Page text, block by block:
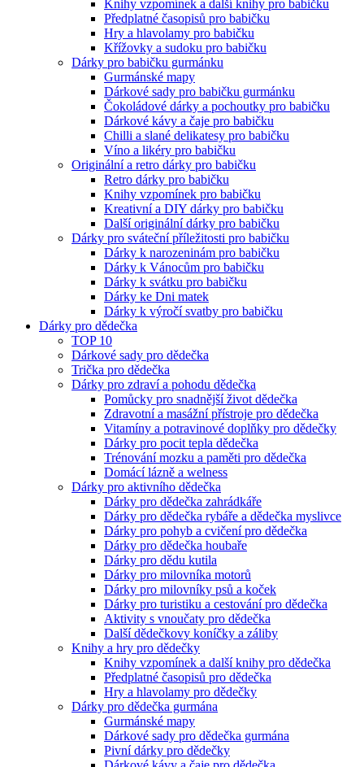
Knihy vzpomínek a další knihy pro babičku
Předplatné časopisů pro babičku
Hry a hlavolamy pro babičku
Křížovky a sudoku pro babičku
Dárky pro babičku gurmánku
Gurmánské mapy
Dárkové sady pro babičku gurmánku
Čokoládové dárky a pochoutky pro babičku
Dárkové kávy a čaje pro babičku
Chilli a slané delikatesy pro babičku
Víno a likéry pro babičku
Originální a retro dárky pro babičku
Retro dárky pro babičku
Knihy vzpomínek pro babičku
Kreativní a DIY dárky pro babičku
Další originální dárky pro babičku
Dárky pro sváteční příležitosti pro babičku
Dárky k narozeninám pro babičku
Dárky k Vánocům pro babičku
Dárky k svátku pro babičku
Dárky ke Dni matek
Dárky k výročí svatby pro babičku
Dárky pro dědečka
TOP 10
Dárkové sady pro dědečka
Trička pro dědečka
Dárky pro zdraví a pohodu dědečka
Pomůcky pro snadnější život dědečka
Zdravotní a masážní přístroje pro dědečka
Vitamíny a potravinové doplňky pro dědečky
Dárky pro pocit tepla dědečka
Trénování mozku a paměti pro dědečka
Domácí lázně a welness
Dárky pro aktivního dědečka
Dárky pro dědečka zahrádkáře
Dárky pro dědečka rybáře a dědečka myslivce
Dárky pro pohyb a cvičení pro dědečka
Dárky pro dědečka houbaře
Dárky pro dědu kutila
Dárky pro milovníka motorů
Dárky pro milovníky psů a koček
Dárky pro turistiku a cestování pro dědečka
Aktivity s vnoučaty pro dědečka
Další dědečkovy koníčky a záliby
Knihy a hry pro dědečky
Knihy vzpomínek a další knihy pro dědečka
Předplatné časopisů pro dědečka
Hry a hlavolamy pro dědečky
Dárky pro dědečka gurmána
Gurmánské mapy
Dárkové sady pro dědečka gurmána
Pivní dárky pro dědečky